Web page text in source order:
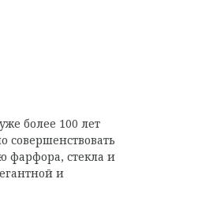
более 100 лет
совершенствовать
фарфора, стекла и
и